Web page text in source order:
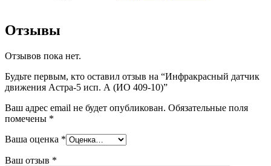
Отзывы
Отзывов пока нет.
Будьте первым, кто оставил отзыв на “Инфракрасный датчик
движения Астра-5 исп. А (ИО 409-10)”
Ваш адрес email не будет опубликован. Обязательные поля
помечены *
Ваша оценка *
Ваш отзыв *